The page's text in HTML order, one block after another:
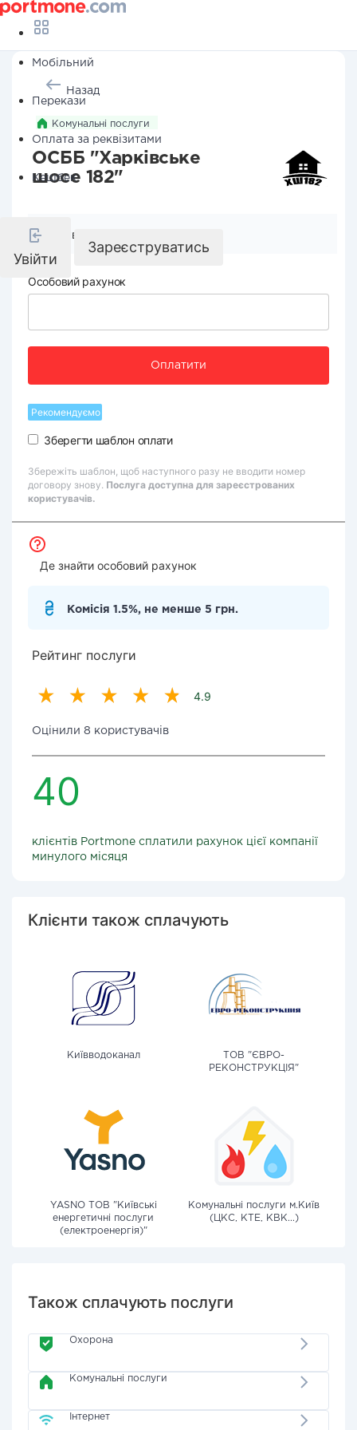
Мобільний
Перекази
Оплата за реквізитами
Кешбек
Увійти
Зареєструватись
Назад
Комунальні послуги
ОСББ "Харківське
шосе 182"
Реквізити компанії
Особовий рахунок
Оплатити
Рекомендуємо
Зберегти шаблон оплати
Збережіть шаблон, щоб наступного разу не вводити номер
договору знову. Послуга доступна для зареєстрованих
користувачів.
Де знайти особовий рахунок
Комісія 1.5%, не менше 5 грн.
Рейтинг послуги
4.9
Оцінили 8 користувачів
40
клієнтів Portmone сплатили рахунок цієї компанії
минулого місяця
Клієнти також сплачують
Київводоканал
ТОВ "ЄВРО-
РЕКОНСТРУКЦІЯ"
YASNO ТОВ "Київські
енергетичні послуги
(електроенергія)"
Комунальні послуги м.Київ
(ЦКС, КТЕ, КВК...)
Також сплачують послуги
Охорона
Комунальні послуги
Інтернет